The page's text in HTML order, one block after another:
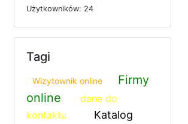
Użytkowników: 24
Tagi
Wizytownik online
Firmy
online
dane do
kontaktu
Katalog